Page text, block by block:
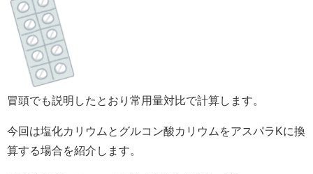
冒頭でも説明したとおり常用量対比で計算します。
今回は塩化カリウムとグルコン酸カリウムをアスパラKに換
算する場合を紹介します。